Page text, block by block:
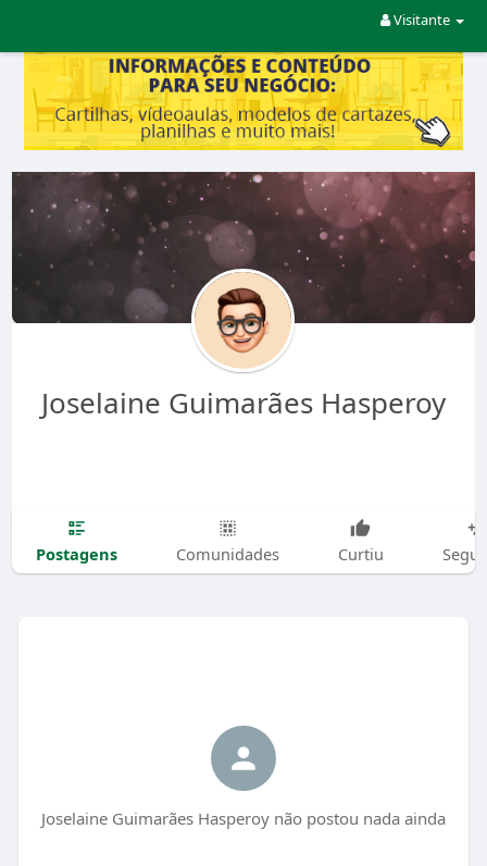
Visitante
Joselaine Guimarães Hasperoy
Postagens Comunidades Curtiu
Joselaine Guimarães Hasperoy não postou nada ainda